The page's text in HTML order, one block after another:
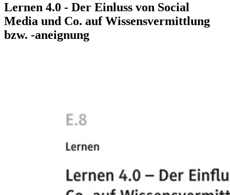
Lernen 4.0 - Der Einluss von Social
Media und Co. auf Wissensvermittlung
bzw. -aneignung